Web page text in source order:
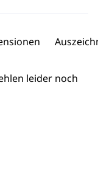
leider noch